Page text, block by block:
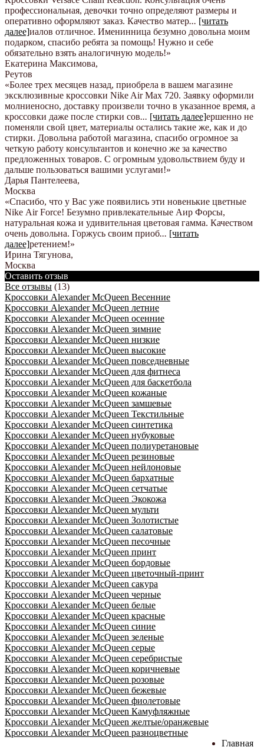
профессиональная, девочки точно определяют размеры и
оперативно оформляют заказ. Качество матер... [читать
далее]иалов отличное. Именинница безумно довольна моим
подарком, спасибо ребята за помощь! Нужно и себе
обязательно взять аналогичную модель!»
Екатерина Максимова,
Реутов
«Более трех месяцев назад, приобрела в вашем магазине
эксклюзивные кроссовки Nike Air Max 720. Заявку оформили
молниеносно, доставку произвели точно в указанное время, а
кроссовки даже после стирки сов... [читать далее]ершенно не
поменяли свой цвет, материалы остались такие же, как и до
стирки. Довольна работой магазина, спасибо огромное за
четкую работу консультантов и конечно же за качество
предложенных товаров. С огромным удовольствием буду и
дальше пользоваться вашими услугами!»
Дарья Пантелеева,
Москва
«Спасибо, что у Вас уже появились эти новенькие цветные
Nike Аir Force! Безумно привлекательные Аир Форсы,
натуральная кожа и удивительная цветовая гамма. Качеством
очень довольна. Горжусь своим приоб... [читать
далее]ретением!»
Ирина Тягунова,
Москва
Оставить отзыв
Все отзывы (13)
Кроссовки Alexander McQueen Весенние
Кроссовки Alexander McQueen летние
Кроссовки Alexander McQueen осенние
Кроссовки Alexander McQueen зимние
Кроссовки Alexander McQueen низкие
Кроссовки Alexander McQueen высокие
Кроссовки Alexander McQueen повседневные
Кроссовки Alexander McQueen для фитнеса
Кроссовки Alexander McQueen для баскетбола
Кроссовки Alexander McQueen кожаные
Кроссовки Alexander McQueen замшевые
Кроссовки Alexander McQueen Текстильные
Кроссовки Alexander McQueen синтетика
Кроссовки Alexander McQueen нубуковые
Кроссовки Alexander McQueen полиуретановые
Кроссовки Alexander McQueen резиновые
Кроссовки Alexander McQueen нейлоновые
Кроссовки Alexander McQueen бархатные
Кроссовки Alexander McQueen сетчатые
Кроссовки Alexander McQueen Экокожа
Кроссовки Alexander McQueen мульти
Кроссовки Alexander McQueen Золотистые
Кроссовки Alexander McQueen салатовые
Кроссовки Alexander McQueen песочные
Кроссовки Alexander McQueen принт
Кроссовки Alexander McQueen бордовые
Кроссовки Alexander McQueen цветочный-принт
Кроссовки Alexander McQueen сакура
Кроссовки Alexander McQueen черные
Кроссовки Alexander McQueen белые
Кроссовки Alexander McQueen красные
Кроссовки Alexander McQueen синие
Кроссовки Alexander McQueen зеленые
Кроссовки Alexander McQueen серые
Кроссовки Alexander McQueen серебристые
Кроссовки Alexander McQueen коричневые
Кроссовки Alexander McQueen розовые
Кроссовки Alexander McQueen бежевые
Кроссовки Alexander McQueen фиолетовые
Кроссовки Alexander McQueen Камуфляжные
Кроссовки Alexander McQueen желтые/оранжевые
Кроссовки Alexander McQueen разноцветные
Главная